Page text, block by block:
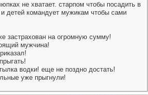
не хватает. старпом чтобы посадить в
детей командует мужикам чтобы сами
застрахован на огромную сумму!
мужчина!
водки! еще не поздно достать!
уже прыгнули!